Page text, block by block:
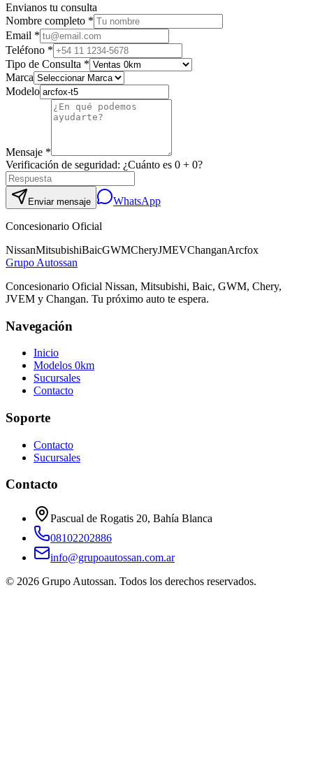
Envianos tu consulta
Nombre completo *
Email *
Teléfono *
Tipo de Consulta *
Marca
Modelo
Mensaje *
Verificación de seguridad: ¿Cuánto es 0 + 0?
Enviar mensaje WhatsApp
Concesionario Oficial
NissanMitsubishiBaicGWMCheryJMEVChanganArcfox
Grupo Autossan
Concesionario Oficial Nissan, Mitsubishi, Baic, GWM, Chery,
JVEM y Changan. Tu próximo auto te espera.
Navegación
Inicio
Modelos 0km
Sucursales
Contacto
Soporte
Contacto
Sucursales
Contacto
Pascual de Rogatis 20, Bahía Blanca
08102202886
info@grupoautossan.com.ar
© 2026 Grupo Autossan. Todos los derechos reservados.